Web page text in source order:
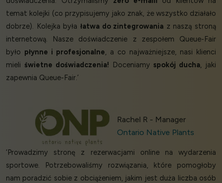
temat kolejki (co przypisujemy jako znak, że wszystko działało
dobrze). Kolejka była łatwa do zintegrowania z naszą stroną
internetową. Nasze doświadczenie z zespołem Queue-Fair
było płynne i profesjonalne, a co najważniejsze, nasi klienci
mieli świetne doświadczenia! Doceniamy spokój ducha, jaki
zapewnia Queue-Fair.’
Rachel R - Manager
Ontario Native Plants
‘Prowadzimy stronę z rezerwacjami online na wydarzenia
sportowe. Potrzebowaliśmy rozwiązania, które pomogłoby
nam poradzić sobie z obciążeniem, jakim jest duża liczba osób